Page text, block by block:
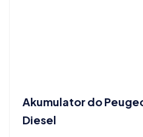
Akumulator do
Diesel